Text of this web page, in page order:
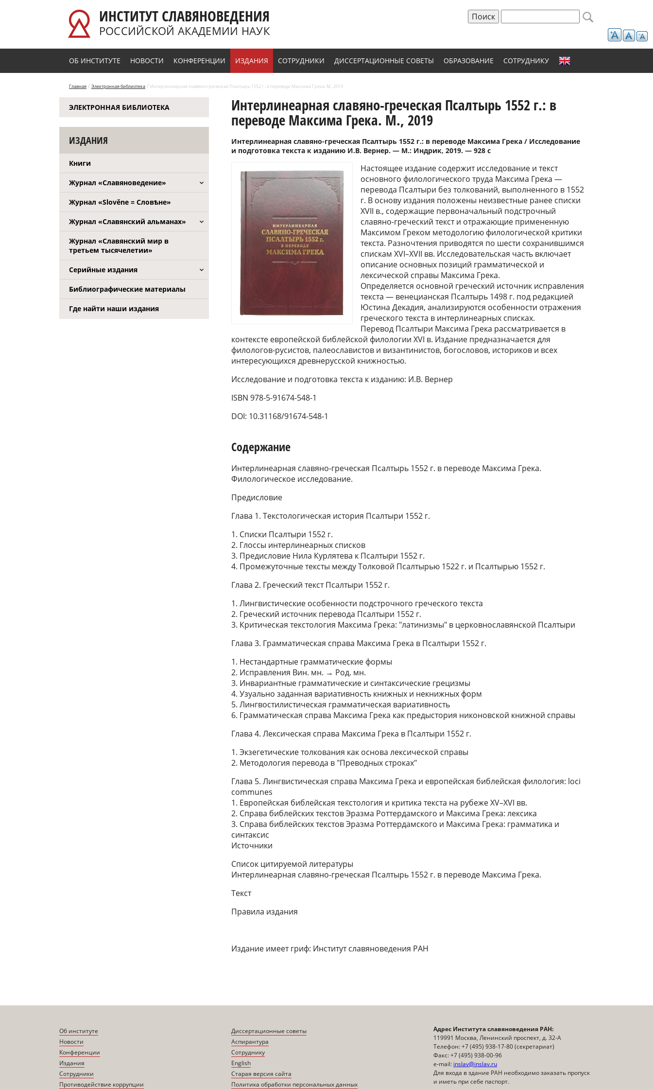
ИНСТИТУТ СЛАВЯНОВЕДЕНИЯ
РОССИЙСКОЙ АКАДЕМИИ НАУК Форма поиска
ОБ ИНСТИТУТЕ НОВОСТИ КОНФЕРЕНЦИИ ИЗДАНИЯ СОТРУДНИКИ ДИССЕРТАЦИОННЫЕ СОВЕТЫ ОБРАЗОВАНИЕ СОТРУДНИКУ
Главная / Электронная библиотека / Интерлинеарная славяно-греческая Пcалтырь 1552 г.: в переводе Максима Грека. М., 2019
ЭЛЕКТРОННАЯ БИБЛИОТЕКА
ИЗДАНИЯ
Книги
Журнал «Славяноведение»
Журнал «Slověne = Словѣне»
Журнал «Славянский альманах»
Журнал «Славянский мир в
третьем тысячелетии»
Серийные издания
Библиографические материалы
Где найти наши издания
Интерлинеарная славяно-греческая Пcалтырь 1552 г.: в
переводе Максима Грека. М., 2019
Интерлинеарная славяно-греческая Пcалтырь 1552 г.: в переводе Максима Грека / Исследование
и подготовка текста к изданию И.В. Вернер. — М.: Индрик, 2019. — 928 с
Настоящее издание содержит исследование и текст
основного филологического труда Максима Грека —
перевода Псалтыри без толкований, выполненного в 1552
г. В основу издания положены неизвестные ранее списки
XVII в., содержащие первоначальный подстрочный
славяно-греческий текст и отражающие примененную
Максимом Греком методологию филологической критики
текста. Разночтения приводятся по шести сохранившимся
спискам XVI–XVII вв. Исследовательская часть включает
описание основных позиций грамматической и
лексической справы Максима Грека.
Определяется основной греческий источник исправления
текста — венецианская Псалтырь 1498 г. под редакцией
Юстина Декадия, анализируются особенности отражения
греческого текста в интерлинеарных списках.
Перевод Псалтыри Максима Грека рассматривается в
контексте европейской библейской филологии XVI в. Издание предназначается для
филологов-русистов, палеославистов и византинистов, богословов, историков и всех
интересующихся древнерусской книжностью.
Исследование и подготовка текста к изданию: И.В. Вернер
ISBN 978-5-91674-548-1
DOI: 10.31168/91674-548-1
Содержание
Интерлинеарная славяно-греческая Псалтырь 1552 г. в переводе Максима Грека.
Филологическое исследование.
Предисловие
Глава 1. Текстологическая история Псалтыри 1552 г.
1. Списки Псалтыри 1552 г.
2. Глоссы интерлинеарных списков
3. Предисловие Нила Курлятева к Псалтыри 1552 г.
4. Промежуточные тексты между Толковой Псалтырью 1522 г. и Псалтырью 1552 г.
Глава 2. Греческий текст Псалтыри 1552 г.
1. Лингвистические особенности подстрочного греческого текста
2. Греческий источник перевода Псалтыри 1552 г.
3. Критическая текстология Максима Грека: "латинизмы" в церковнославянской Псалтыри
Глава 3. Грамматическая справа Максима Грека в Псалтыри 1552 г.
1. Нестандартные грамматические формы
2. Исправления Вин. мн. → Род. мн.
3. Инвариантные грамматические и синтаксические грецизмы
4. Узуально заданная вариативность книжных и некнижных форм
5. Лингвостилистическая грамматическая вариативность
6. Грамматическая справа Максима Грека как предыстория никоновской книжной справы
Глава 4. Лексическая справа Максима Грека в Псалтыри 1552 г.
1. Экзегетические толкования как основа лексической справы
2. Методология перевода в "Преводных строках"
Глава 5. Лингвистическая справа Максима Грека и европейская библейская филология: loci
communes
1. Европейская библейская текстология и критика текста на рубеже XV–XVI вв.
2. Справа библейских текстов Эразма Роттердамского и Максима Грека: лексика
3. Справа библейских текстов Эразма Роттердамского и Максима Грека: грамматика и
синтаксис
Источники
Список цитируемой литературы
Интерлинеарная славяно-греческая Псалтырь 1552 г. в переводе Максима Грека.
Текст
Правила издания
Издание имеет гриф: Институт славяноведения РАН
Об институте
Новости
Конференции
Издания
Сотрудники
Противодействие коррупции
Диссертационные советы
Аспирантура
Сотруднику
English
Старая версия сайта
Политика обработки персональных данных
Адрес Института славяноведения РАН:
119991 Москва, Ленинский проспект, д. 32-А
Телефон: +7 (495) 938-17-80 (секретариат)
Факс: +7 (495) 938-00-96
e-mail: inslav@inslav.ru
Для входа в здание РАН необходимо заказать пропуск
и иметь при себе паспорт.